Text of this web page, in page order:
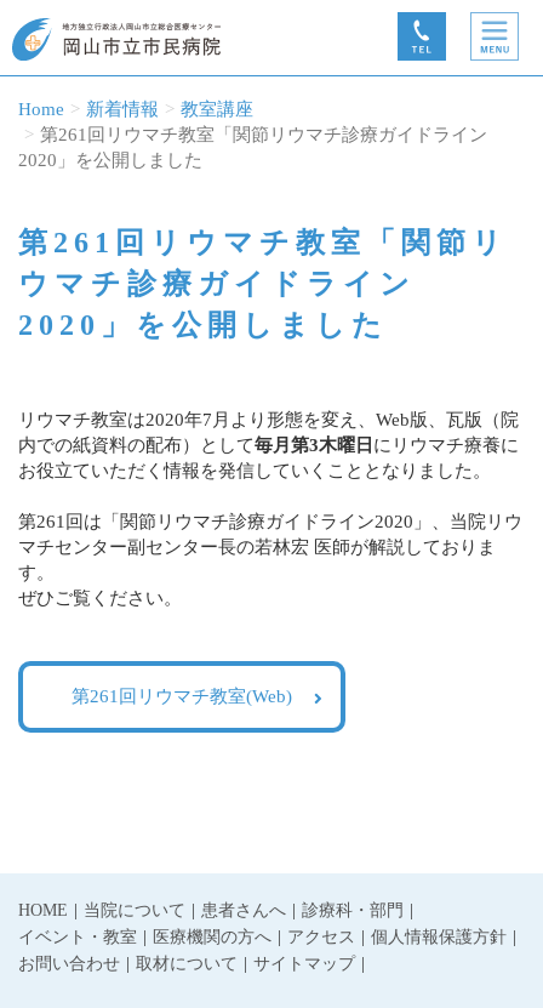
Home 新着情報
教室講座
第261回リウマチ教室「関節リウマチ診療ガイドライン
2020」を公開しました
第261回リウマチ教室「関節リ
ウマチ診療ガイドライン
2020」を公開しました
リウマチ教室は2020年7月より形態を変え、Web版、瓦版（院
内での紙資料の配布）として毎月第3木曜日 にリウマチ療養に
お役立ていただく情報を発信していくこととなりました。
第261回は「関節リウマチ診療ガイドライン2020」、当院リウ
マチセンター副センター長の若林宏 医師が解説しておりま
す。
ぜひご覧ください。
第261回リウマチ教室(Web)
HOME 当院について 患者さんへ
診療科・部門
イベント・教室
医療機関の方へ アクセス
個人情報保護方針
お問い合わせ
取材について サイトマップ